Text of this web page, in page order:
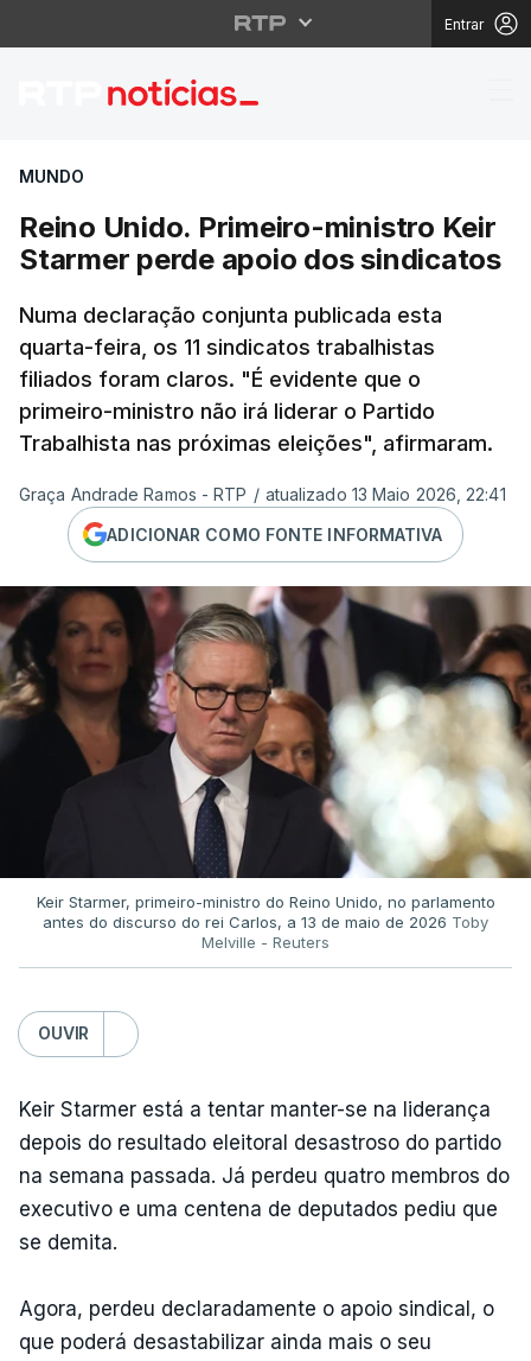
Entrar
Reino Unido.
MUNDO
Reino Unido. Primeiro-ministro Keir
Starmer perde apoio dos sindicatos
Numa declaração conjunta publicada esta
quarta-feira, os 11 sindicatos trabalhistas
filiados foram claros. "É evidente que o
primeiro-ministro não irá liderar o Partido
Trabalhista nas próximas eleições", afirmaram.
Graça Andrade Ramos - RTP / atualizado 13 Maio 2026, 22:41
ADICIONAR COMO FONTE INFORMATIVA
Keir Starmer, primeiro-ministro do Reino Unido, no parlamento
antes do discurso do rei Carlos, a 13 de maio de 2026 Toby
Melville - Reuters
OUVIR
Keir Starmer está a tentar manter-se na liderança
depois do resultado eleitoral desastroso do partido
na semana passada. Já perdeu quatro membros do
executivo e uma centena de deputados pediu que
se demita.
Agora, perdeu declaradamente o apoio sindical, o
que poderá desastabilizar ainda mais o seu